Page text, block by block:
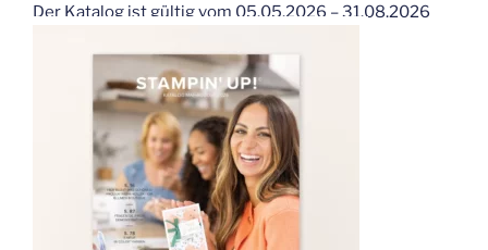
Der Katalog ist gültig vom 05.05.2026 – 31.08.2026